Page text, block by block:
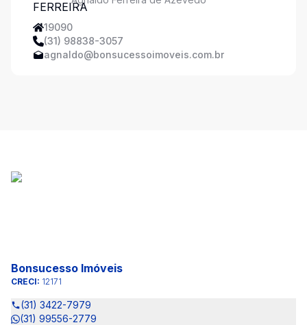
19090
(31) 98838-3057
agnaldo@bonsucessoimoveis.com.br
Bonsucesso Imóveis
CRECI: 12171
(31) 3422-7979
(31) 99556-2779